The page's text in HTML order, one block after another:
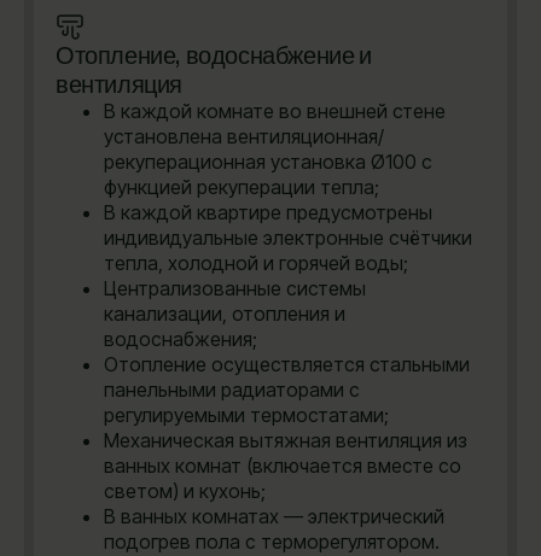
Отопление, водоснабжение и
вентиляция
В каждой комнате во внешней стене
установлена вентиляционная/
рекуперационная установка Ø100 с
функцией рекуперации тепла;
В каждой квартире предусмотрены
индивидуальные электронные счётчики
тепла, холодной и горячей воды;
Централизованные системы
канализации, отопления и
водоснабжения;
Отопление осуществляется стальными
панельными радиаторами с
регулируемыми термостатами;
Механическая вытяжная вентиляция из
ванных комнат (включается вместе со
светом) и кухонь;
В ванных комнатах — электрический
подогрев пола с терморегулятором.